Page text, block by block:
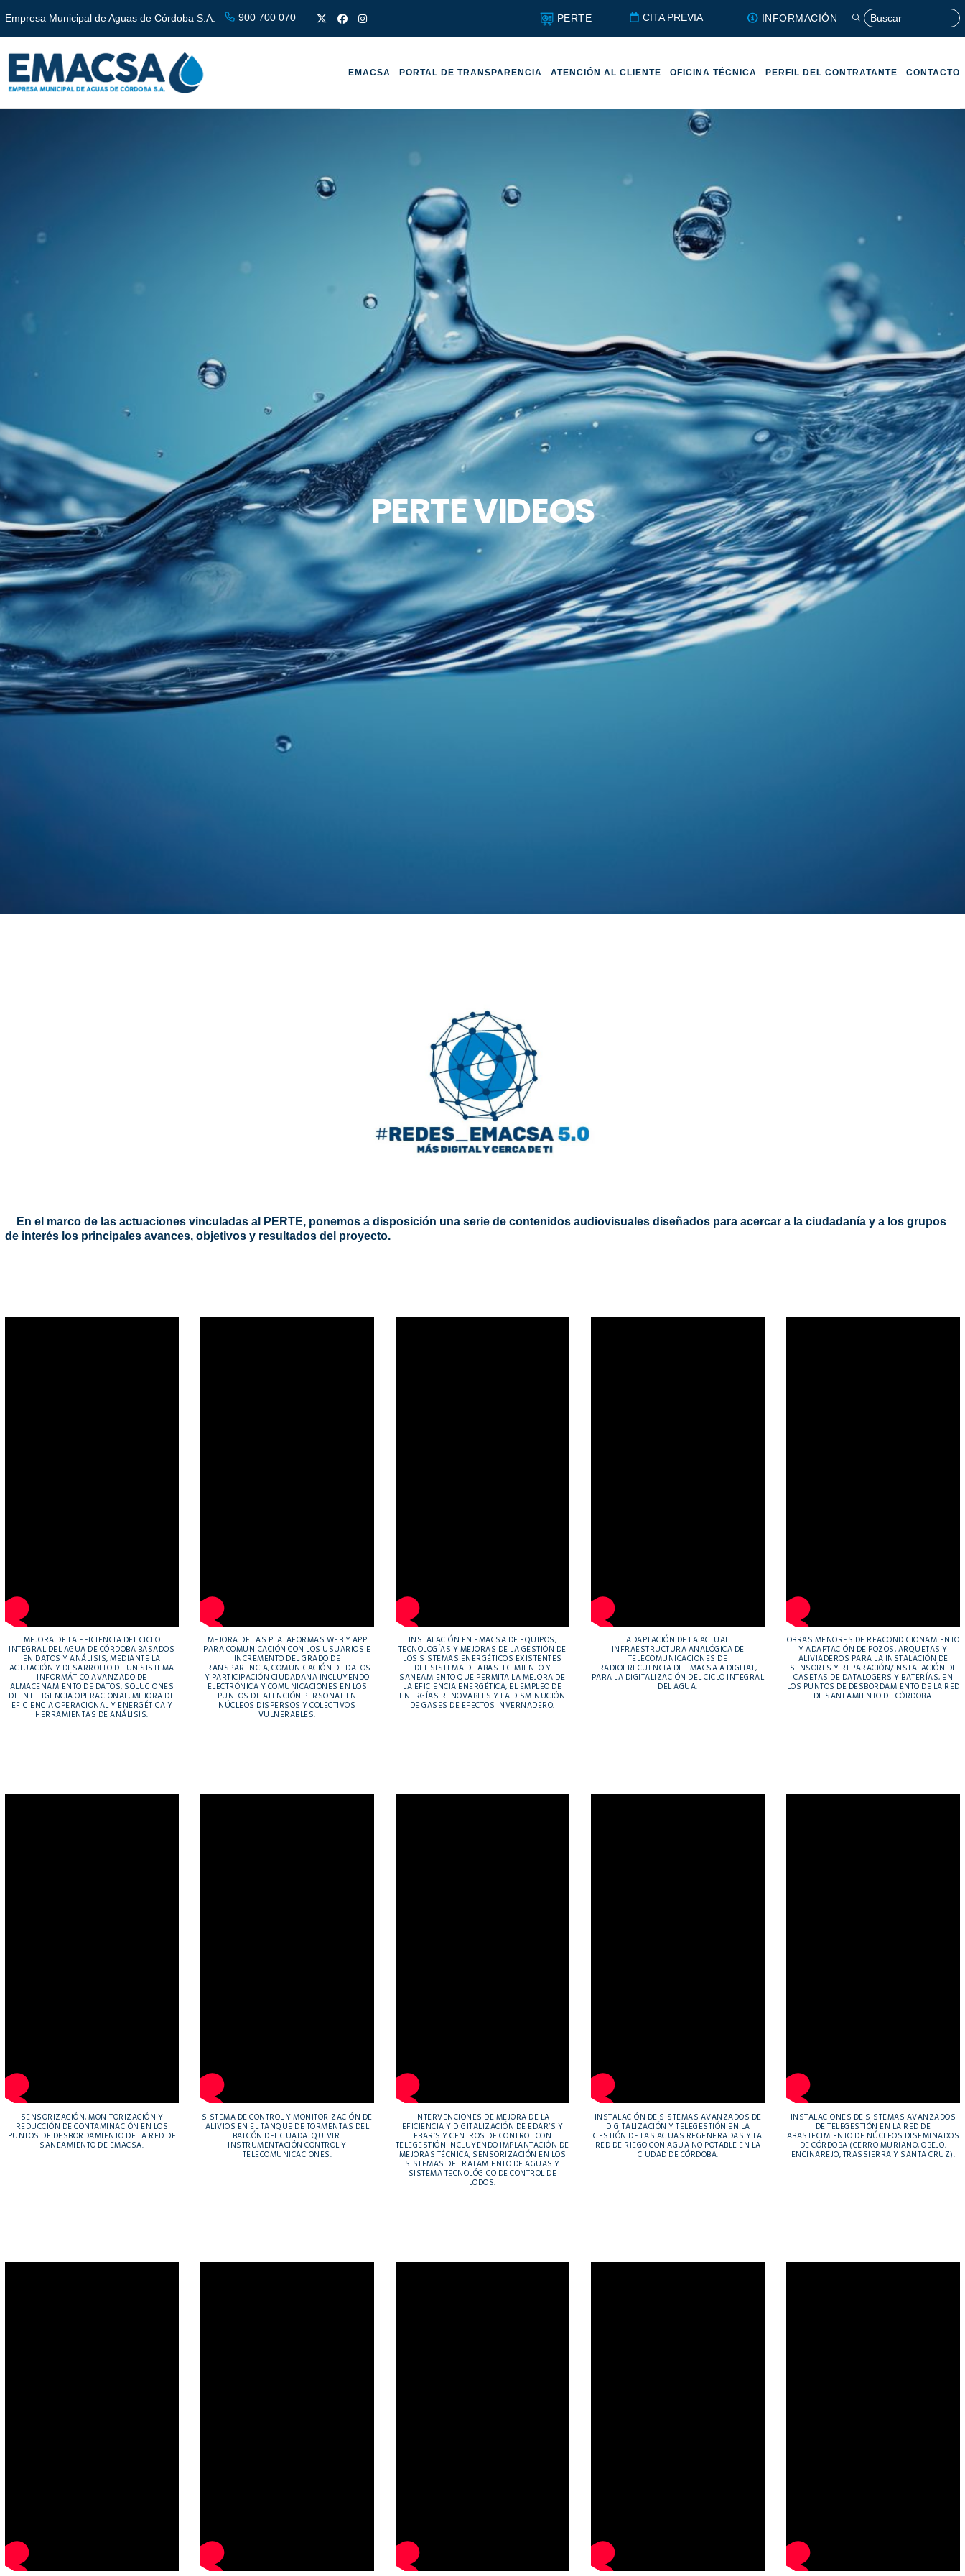
Empresa Municipal de Aguas de Córdoba S.A. 900 700 070 PERTE CITA PREVIA INFORMACIÓN
EMACSA PORTAL DE TRANSPARENCIA ATENCIÓN AL CLIENTE OFICINA TÉCNICA PERFIL DEL CONTRATANTE CONTACTO
PERTE VIDEOS
En el marco de las actuaciones vinculadas al PERTE, ponemos a disposición una serie de contenidos audiovisuales diseñados para acercar a la ciudadanía y a los grupos
de interés los principales avances, objetivos y resultados del proyecto.
MEJORA DE LA EFICIENCIA DEL CICLO
INTEGRAL DEL AGUA DE CÓRDOBA BASADOS
EN DATOS Y ANÁLISIS, MEDIANTE LA
ACTUACIÓN Y DESARROLLO DE UN SISTEMA
INFORMÁTICO AVANZADO DE
ALMACENAMIENTO DE DATOS, SOLUCIONES
DE INTELIGENCIA OPERACIONAL, MEJORA DE
EFICIENCIA OPERACIONAL Y ENERGÉTICA Y
HERRAMIENTAS DE ANÁLISIS.
MEJORA DE LAS PLATAFORMAS WEB Y APP
PARA COMUNICACIÓN CON LOS USUARIOS E
INCREMENTO DEL GRADO DE
TRANSPARENCIA, COMUNICACIÓN DE DATOS
Y PARTICIPACIÓN CIUDADANA INCLUYENDO
ELECTRÓNICA Y COMUNICACIONES EN LOS
PUNTOS DE ATENCIÓN PERSONAL EN
NÚCLEOS DISPERSOS Y COLECTIVOS
VULNERABLES.
INSTALACIÓN EN EMACSA DE EQUIPOS,
TECNOLOGÍAS Y MEJORAS DE LA GESTIÓN DE
LOS SISTEMAS ENERGÉTICOS EXISTENTES
DEL SISTEMA DE ABASTECIMIENTO Y
SANEAMIENTO QUE PERMITA LA MEJORA DE
LA EFICIENCIA ENERGÉTICA, EL EMPLEO DE
ENERGÍAS RENOVABLES Y LA DISMINUCIÓN
DE GASES DE EFECTOS INVERNADERO.
ADAPTACIÓN DE LA ACTUAL
INFRAESTRUCTURA ANALÓGICA DE
TELECOMUNICACIONES DE
RADIOFRECUENCIA DE EMACSA A DIGITAL,
PARA LA DIGITALIZACIÓN DEL CICLO INTEGRAL
DEL AGUA.
OBRAS MENORES DE REACONDICIONAMIENTO
Y ADAPTACIÓN DE POZOS, ARQUETAS Y
ALIVIADEROS PARA LA INSTALACIÓN DE
SENSORES Y REPARACIÓN/INSTALACIÓN DE
CASETAS DE DATALOGERS Y BATERÍAS, EN
LOS PUNTOS DE DESBORDAMIENTO DE LA RED
DE SANEAMIENTO DE CÓRDOBA.
SENSORIZACIÓN, MONITORIZACIÓN Y
REDUCCIÓN DE CONTAMINACIÓN EN LOS
PUNTOS DE DESBORDAMIENTO DE LA RED DE
SANEAMIENTO DE EMACSA.
SISTEMA DE CONTROL Y MONITORIZACIÓN DE
ALIVIOS EN EL TANQUE DE TORMENTAS DEL
BALCÓN DEL GUADALQUIVIR.
INSTRUMENTACIÓN CONTROL Y
TELECOMUNICACIONES.
INTERVENCIONES DE MEJORA DE LA
EFICIENCIA Y DIGITALIZACIÓN DE EDAR’S Y
EBAR’S Y CENTROS DE CONTROL CON
TELEGESTIÓN INCLUYENDO IMPLANTACIÓN DE
MEJORAS TÉCNICA, SENSORIZACIÓN EN LOS
SISTEMAS DE TRATAMIENTO DE AGUAS Y
SISTEMA TECNOLÓGICO DE CONTROL DE
LODOS.
INSTALACIÓN DE SISTEMAS AVANZADOS DE
DIGITALIZACIÓN Y TELEGESTIÓN EN LA
GESTIÓN DE LAS AGUAS REGENERADAS Y LA
RED DE RIEGO CON AGUA NO POTABLE EN LA
CIUDAD DE CÓRDOBA.
INSTALACIONES DE SISTEMAS AVANZADOS
DE TELEGESTIÓN EN LA RED DE
ABASTECIMIENTO DE NÚCLEOS DISEMINADOS
DE CÓRDOBA (CERRO MURIANO, OBEJO,
ENCINAREJO, TRASSIERRA Y SANTA CRUZ).